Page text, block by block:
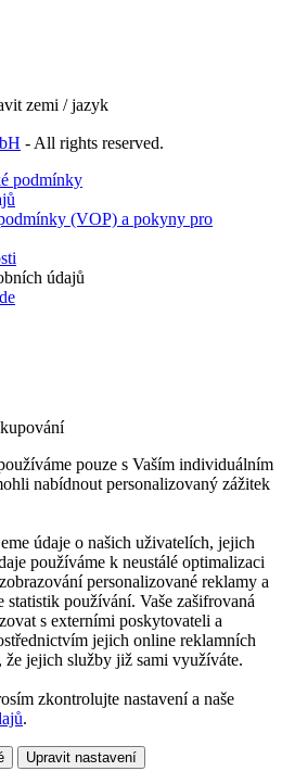
zemi / jazyk
- All rights reserved.
podmínky
(VOP) a pokyny pro
údajů
pouze s Vaším individuálním
nabídnout personalizovaný zážitek
údaje o našich uživatelích, jejich
používáme k neustálé optimalizaci
personalizované reklamy a
statistik používání. Vaše zašifrovaná
s externími poskytovateli a
jejich online reklamních
že jejich služby již sami využíváte.
zkontrolujte nastavení a naše
.
Upravit nastavení